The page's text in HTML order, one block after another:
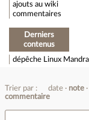
ajouts au wiki
commentaires
Derniers
contenus
dépêche Linux
Trier par : date note
commentaire